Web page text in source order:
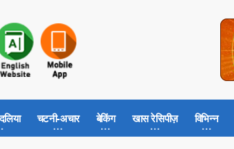
चटनी-अचार बेकिंग खास रेसिपीज़ विभिन्न